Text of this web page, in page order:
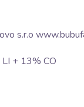
s.r.o
+ 13% CO